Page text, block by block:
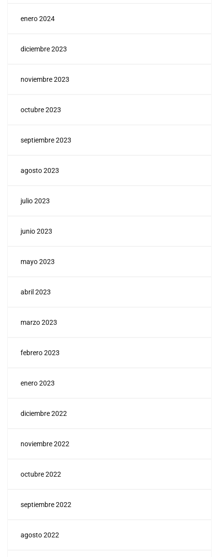
enero 2024
diciembre 2023
noviembre 2023
octubre 2023
septiembre 2023
agosto 2023
julio 2023
junio 2023
mayo 2023
abril 2023
marzo 2023
febrero 2023
enero 2023
diciembre 2022
noviembre 2022
octubre 2022
septiembre 2022
agosto 2022